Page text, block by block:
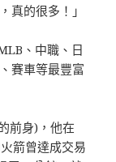
真的很多！」
、中職、日
賽車等最豐富
前身)，他在
箭曾達成交易